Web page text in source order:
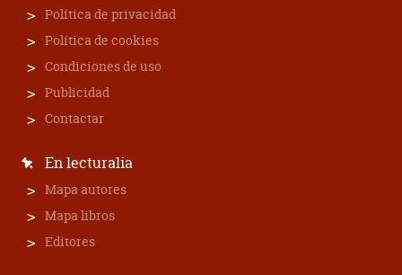
Política de privacidad
Política de cookies
Condiciones de uso
Publicidad
Contactar
En lecturalia
Mapa autores
Mapa libros
Editores